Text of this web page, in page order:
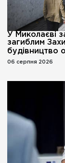
У Миколаєві
загиблим
будівництво
06 серпня 2026